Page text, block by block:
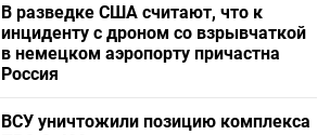
В разведке США считают, что к
инциденту с дроном со взрывчаткой
в немецком аэропорту причастна
Россия
ВСУ уничтожили позицию комплекса